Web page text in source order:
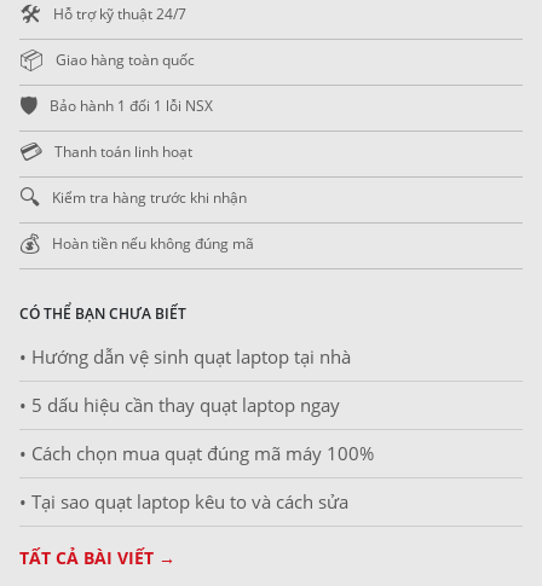
🛠️ Hỗ trợ kỹ thuật 24/7
📦 Giao hàng toàn quốc
🛡️ Bảo hành 1 đổi 1 lỗi NSX
💳 Thanh toán linh hoạt
🔍 Kiểm tra hàng trước khi nhận
💰 Hoàn tiền nếu không đúng mã
CÓ THỂ BẠN CHƯA BIẾT
• Hướng dẫn vệ sinh quạt laptop tại nhà
• 5 dấu hiệu cần thay quạt laptop ngay
• Cách chọn mua quạt đúng mã máy 100%
• Tại sao quạt laptop kêu to và cách sửa
TẤT CẢ BÀI VIẾT →